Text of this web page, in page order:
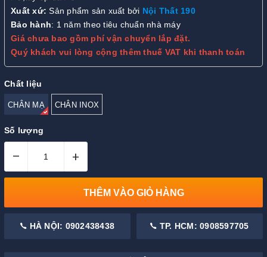
Xuất xứ: Sản phẩm sản xuất bởi Nội Thất 190
Bảo hành: 1 năm theo tiêu chuẩn nhà máy
Giá chưa bao gồm phí vận chuyển lắp đặt.
Quý khách vui lòng cộng thêm thuế VAT khi thanh toán
Chất liệu
CHÂN MẠ CHÂN INOX
Số lượng
– +
THÊM VÀO GIỎ HÀNG
HÀ NỘI: 0902438438 TP. HCM: 0908597705